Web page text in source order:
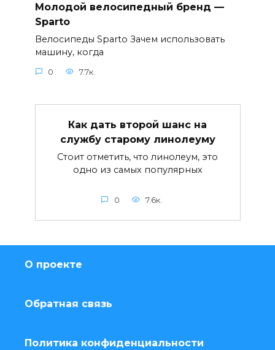
Молодой велосипедный бренд —
Sparto
Велосипеды Sparto Зачем использовать
машину, когда
0 7.7к.
Как дать второй шанс на
службу старому линолеуму
Стоит отметить, что линолеум, это
одно из самых популярных
0 7.6к.
О проекте
Обратная связь
Политика конфиденциальности